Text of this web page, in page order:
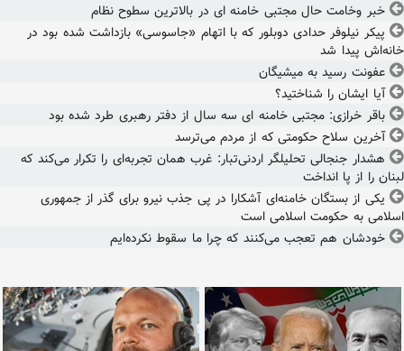
خبر وخامت حال مجتبی خامنه ای در بالاترین سطوح نظام
پیکر نیلوفر حدادی دوبلور که با اتهام «جاسوسی» بازداشت شده بود در
خانه‌اش پیدا شد
عفونت رسید به میشیگان
آیا ایشان را شناختید؟
باقر خرازی: مجتبی خامنه ای سه سال از دفتر رهبری طرد شده بود
آخرین سلاح حکومتی که از مردم می‌ترسد
هشدار جنجالی تحلیلگر اردنی‌تبار: غرب همان تجربه‌ای را تکرار می‌کند که
لبنان را از پا انداخت
یکی از بستگان خامنه‌ای آشکارا در پی جذب نیرو برای گذر از جمهوری
اسلامی به حکومت اسلامی است
خودشان هم تعجب می‌کنند که چرا ما سقوط نکرده‌ایم